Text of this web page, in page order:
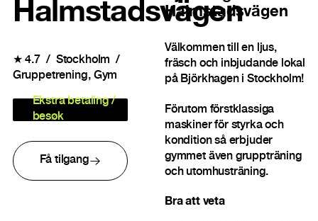
Halmstadsvägen
★4.7
Stockholm
Gruppetrening Gym
Ekstra betaling /
besøk
Få tilgang
Halmstadsvägen
Välkommen till en ljus,
fräsch och inbjudande lokal
på Björkhagen i Stockholm!
Förutom förstklassiga
maskiner för styrka och
kondition så erbjuder
gymmet även gruppträning
och utomhusträning.
Bra att veta